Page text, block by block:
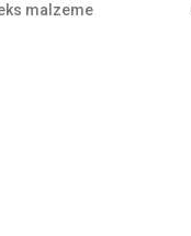
malzeme